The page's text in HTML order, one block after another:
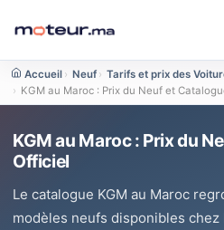
Accueil › Neuf › Tarifs et prix des
› KGM au Maroc : Prix du Neuf et
KGM au Maroc : Prix du
Officiel
Le catalogue KGM au Maroc
modèles neufs disponibles